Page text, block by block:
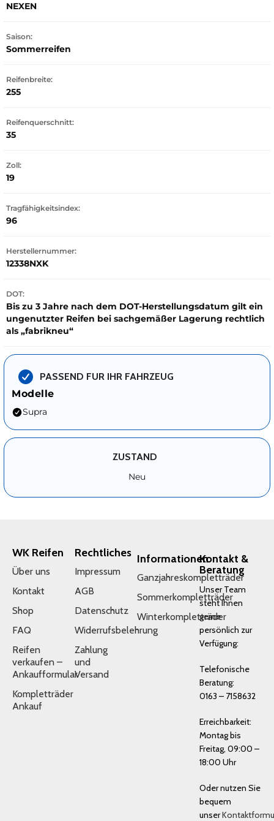
NEXEN
Saison:
Sommerreifen
Reifenbreite:
255
Reifenquerschnitt:
35
Zoll:
19
Tragfähigkeitsindex:
96
Herstellernummer:
12338NXK
DOT:
Bis zu 3 Jahre nach dem DOT-Herstellungsdatum gilt ein
ungenutzter Reifen bei sachgemäßer Lagerung rechtlich
als „fabrikneu“
PASSEND FUR IHR FAHRZEUG
Modelle
Supra
ZUSTAND
Neu
WK Reifen
Über uns
Kontakt
Shop
FAQ
Reifen
verkaufen –
Ankaufformular
Kompletträder
Ankauf
Rechtliches
Impressum
AGB
Datenschutz
Widerrufsbelehrung
Zahlung
und
Versand
Informationen
Ganzjahreskompletträder
Sommerkompletträder
Winterkompletträder
Kontakt &
Beratung
Unser Team
steht Ihnen
gerne
persönlich zur
Verfügung:
Telefonische
Beratung:
0163 – 7158632
Erreichbarkeit:
Montag bis
Freitag, 09:00 –
18:00 Uhr
Oder nutzen Sie
bequem
unser